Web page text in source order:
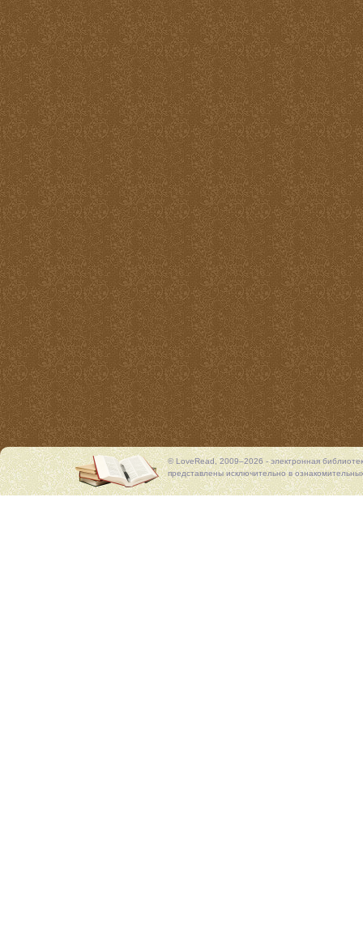
© LoveRead, 2009–2026 - электронная
представлены исключительно в